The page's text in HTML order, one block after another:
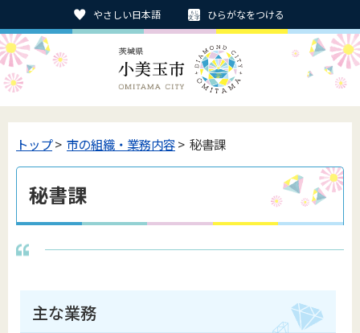
やさしい日本語 ひらがなをつける
トップ> 市の組織・業務内容> 秘書課
秘書課
主な業務